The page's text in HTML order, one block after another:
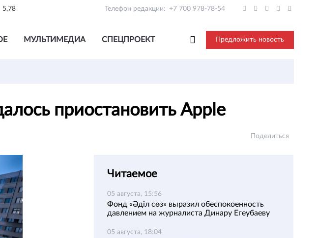
5,78 Телефон редакции: +7 700 978-78-54
МУЛЬТИМЕДИА СПЕЦПРОЕКТ Предложить новость
приостановить Apple
Поделиться
Читаемое
05 августа, 15:56
Фонд «Әділ сөз» выразил обеспокоенность
давлением на журналиста Динару Егеубаеву
05 августа, 18:04